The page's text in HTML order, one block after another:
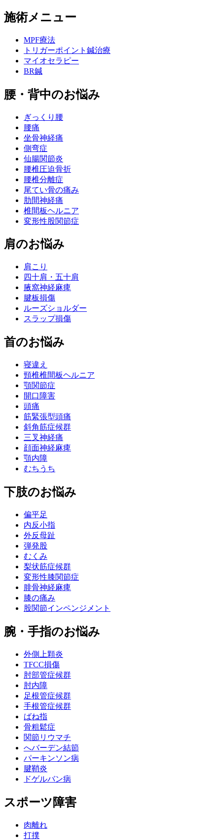
施術メニュー
MPF療法
トリガーポイント鍼治療
マイオセラピー
BR鍼
腰・背中のお悩み
ぎっくり腰
腰痛
坐骨神経痛
側弯症
仙腸関節炎
腰椎圧迫骨折
腰椎分離症
尾てい骨の痛み
肋間神経痛
椎間板ヘルニア
変形性股関節症
肩のお悩み
肩こり
四十肩・五十肩
腋窩神経麻痺
腱板損傷
ルーズショルダー
スラップ損傷
首のお悩み
寝違え
頸椎椎間板ヘルニア
顎関節症
開口障害
頭痛
筋緊張型頭痛
斜角筋症候群
三叉神経痛
顔面神経麻痺
顎内障
むちうち
下肢のお悩み
偏平足
内反小指
外反母趾
弾発股
むくみ
梨状筋症候群
変形性膝関節症
腓骨神経麻痺
膝の痛み
股関節インペンジメント
腕・手指のお悩み
外側上顆炎
TFCC損傷
肘部管症候群
肘内障
足根管症候群
手根管症候群
ばね指
骨粗鬆症
関節リウマチ
へバーデン結節
パーキンソン病
腱鞘炎
ドゲルバン病
スポーツ障害
肉離れ
打撲